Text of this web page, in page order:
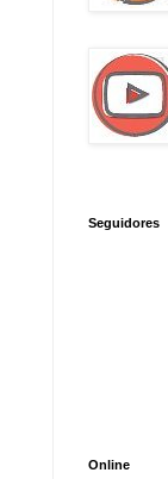
Seguidores
Online